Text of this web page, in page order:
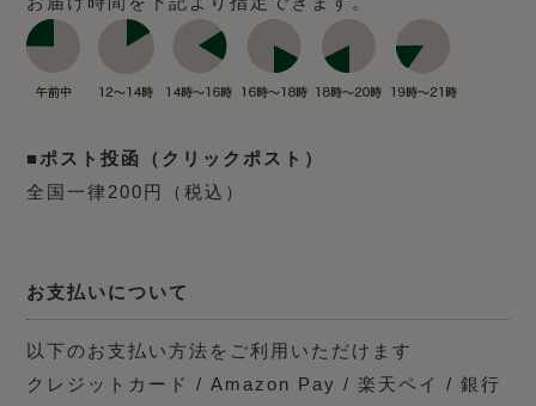
■ポスト投函（クリックポスト）
全国一律200円（税込）
お支払いについて
以下のお支払い方法をご利用いただけます
クレジットカード / Amazon Pay / 楽天ペイ / 銀行